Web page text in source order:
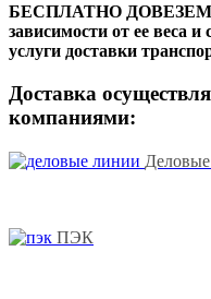
БЕСПЛАТНО ДОВЕЗЕМ
зависимости от ее веса
услуги доставки
Доставка
компаниями:
ПЭК